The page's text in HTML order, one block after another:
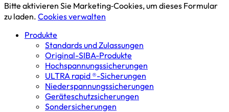
Bitte aktivieren Sie Marketing‑Cookies, um dieses Formular
zu laden. Cookies verwalten
Produkte
Standards und Zulassungen
Original-SIBA-Produkte
Hochspannungs­sicherungen
ULTRA rapid ®-Sicherungen
Niederspannungs­sicherungen
Geräteschutz­sicherungen
Sondersicherungen